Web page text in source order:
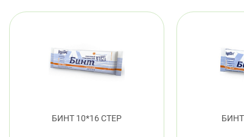
БИНТ 10*16 СТЕР